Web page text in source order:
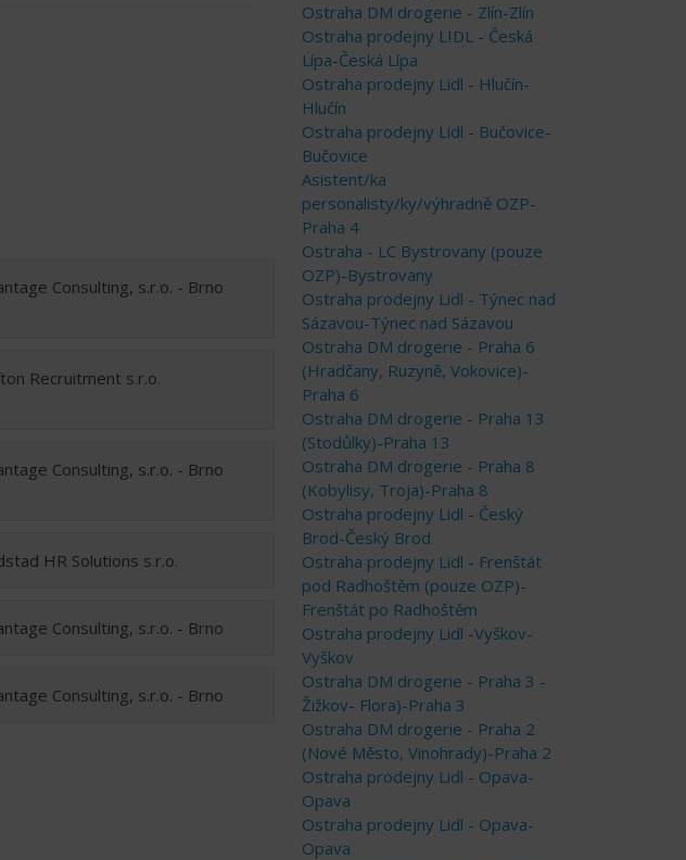
Consulting, s.r.o. - Brno
Recruitment s.r.o.
Consulting, s.r.o. - Brno
HR Solutions s.r.o.
Consulting, s.r.o. - Brno
Consulting, s.r.o. - Brno
Ostraha DM drogerie - Zlín-Zlín
Ostraha prodejny LIDL - Česká
Lípa-Česká Lípa
Ostraha prodejny Lidl - Hlučín-
Hlučín
Ostraha prodejny Lidl - Bučovice-
Bučovice
Asistent/ka
personalisty/ky/výhradně OZP-
Praha 4
Ostraha - LC Bystrovany (pouze
OZP)-Bystrovany
Ostraha prodejny Lidl - Týnec nad
Sázavou-Týnec nad Sázavou
Ostraha DM drogerie - Praha 6
(Hradčany, Ruzyně, Vokovice)-
Praha 6
Ostraha DM drogerie - Praha 13
(Stodůlky)-Praha 13
Ostraha DM drogerie - Praha 8
(Kobylisy, Troja)-Praha 8
Ostraha prodejny Lidl - Český
Brod-Český Brod
Ostraha prodejny Lidl - Frenštát
pod Radhoštěm (pouze OZP)-
Frenštát po Radhoštěm
Ostraha prodejny Lidl -Vyškov-
Vyškov
Ostraha DM drogerie - Praha 3 -
Žižkov- Flora)-Praha 3
Ostraha DM drogerie - Praha 2
(Nové Město, Vinohrady)-Praha 2
Ostraha prodejny Lidl - Opava-
Opava
Ostraha prodejny Lidl - Opava-
Opava